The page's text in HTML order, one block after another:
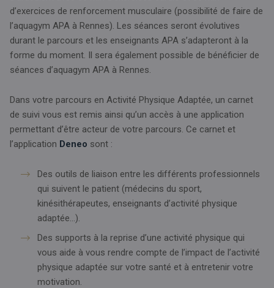
d’exercices de renforcement musculaire (possibilité de faire de
l’aquagym APA à Rennes). Les séances seront évolutives
durant le parcours et les enseignants APA s’adapteront à la
forme du moment. Il sera également possible de bénéficier de
séances d’aquagym APA à Rennes.
Dans votre parcours en Activité Physique Adaptée, un carnet
de suivi vous est remis ainsi qu’un accès à une application
permettant d’être acteur de votre parcours. Ce carnet et
l’application Deneo sont :
Des outils de liaison entre les différents professionnels
qui suivent le patient (médecins du sport,
kinésithérapeutes, enseignants d’activité physique
adaptée…).
Des supports à la reprise d’une activité physique qui
vous aide à vous rendre compte de l’impact de l’activité
physique adaptée sur votre santé et à entretenir votre
motivation.